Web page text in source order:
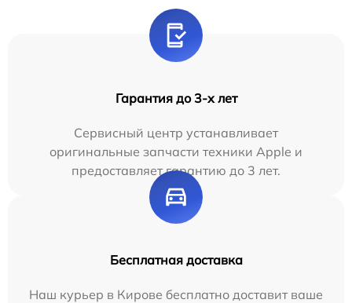
Гарантия до 3-х лет
Сервисный центр устанавливает
оригинальные запчасти техники Apple и
предоставляет гарантию до 3 лет.
Бесплатная доставка
Наш курьер в Кирове бесплатно доставит ваше